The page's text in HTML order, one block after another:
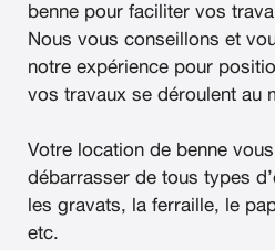
benne pour faciliter vos
Nous vous conseillons et
notre expérience pour
vos travaux se déroulent au
Votre location de benne
débarrasser de tous types
les gravats, la ferraille, le
etc.